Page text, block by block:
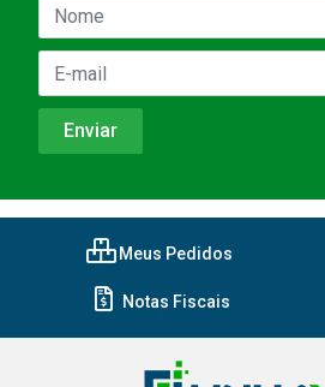
Meus Pedidos
Notas Fiscais